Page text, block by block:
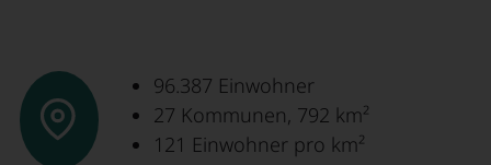
96.387 Einwohner
27 Kommunen, 792 km²
121 Einwohner pro km²